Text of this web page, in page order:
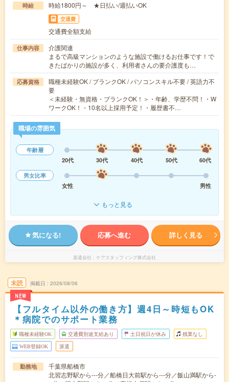
時給 時給1800円～ ★日払い/週払いOK
交通費
交通費全額支給
仕事内容
介護関連
まるで高級マンションのような施設で働けるお仕事です！で
きたばかりの施設が多く、利用者さんの要介護度も…
応募資格
職種未経験OK / ブランクOK / パソコンスキル不要 / 英語力不
要
＜未経験・無資格・ブランクOK！＞・年齢、学歴不問！・W
ワークOK！・10名以上採用予定！・履歴書不…
職場の雰囲気
年齢層
20代
30代 40代 50代
60代
男女比率
女性
男性
もっと見る
気になる! 応募へ進む 詳しく見る
派遣会社 ケアスタッフィング株式会社
未読
NEW
掲載日 2026/08/06
【フルタイム以外の働き方】週4日～時短もOK
＊病院でのサポート業務
職種未経験OK 交通費別途支給あり 土日祝日が休み 残業なし
WEB登録OK 派遣
勤務地
千葉県船橋市
北習志野駅から---分／船橋日大前駅から---分／飯山満駅から-